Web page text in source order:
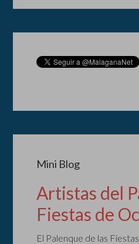
Mini Blog
Artistas del
Fiestas de
El Palenque de las